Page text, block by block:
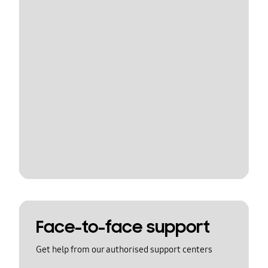
Face-to-face support
Get help from our authorised support centers